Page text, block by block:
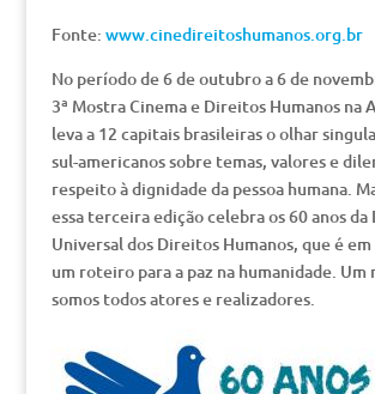
Fonte: www.cinedireitoshumanos.org.br
No período de 6 de outubro a 6 de
3ª Mostra Cinema e Direitos Humanos na
leva a 12 capitais brasileiras o olhar
sul-americanos sobre temas, valores e
respeito à dignidade da pessoa humana.
essa terceira edição celebra os 60 anos da
Universal dos Direitos Humanos, que é
um roteiro para a paz na humanidade.
somos todos atores e realizadores.